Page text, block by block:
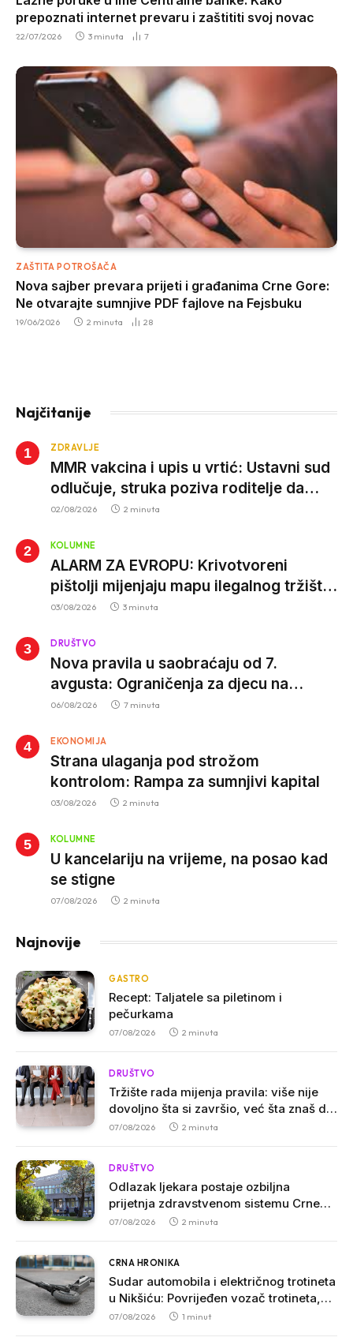
prepoznati internet prevaru i zaštititi svoj novac
22/07/2026 3 minuta 7
ZAŠTITA POTROŠAČA
Nova sajber prevara prijeti i građanima Crne Gore:
Ne otvarajte sumnjive PDF fajlove na Fejsbuku
19/06/2026 2 minuta 28
Najčitanije
ZDRAVLJE
MMR vakcina i upis u vrtić: Ustavni sud
odlučuje, struka poziva roditelje da
vjeruju nauci
02/08/2026 2 minuta
KOLUMNE
ALARM ZA EVROPU: Krivotvoreni
pištolji mijenjaju mapu ilegalnog tržišta,
istrage ukazuju na proizvodnju van EU
03/08/2026 3 minuta
DRUŠTVO
Nova pravila u saobraćaju od 7.
avgusta: Ograničenja za djecu na
trotinetima i mlade vozače, veće kazne
06/08/2026 7 minuta
EKONOMIJA
Strana ulaganja pod strožom
kontrolom: Rampa za sumnjivi kapital
03/08/2026 2 minuta
KOLUMNE
U kancelariju na vrijeme, na posao kad
se stigne
07/08/2026 2 minuta
Najnovije
GASTRO
Recept: Taljatele sa piletinom i
pečurkama
07/08/2026 2 minuta
DRUŠTVO
Tržište rada mijenja pravila: više nije
dovoljno šta si završio, već šta znaš da
uradiš
07/08/2026 2 minuta
DRUŠTVO
Odlazak ljekara postaje ozbiljna
prijetnja zdravstvenom sistemu Crne
Gore
07/08/2026 2 minuta
CRNA HRONIKA
Sudar automobila i električnog trotineta
u Nikšiću: Povrijeđen vozač trotineta,
prebačen u bolnicu
07/08/2026 1 minut